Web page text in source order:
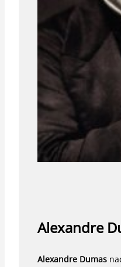
Alexandre
Alexandre Dumas